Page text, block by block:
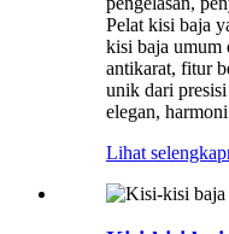
Pelat kisi baja
kisi baja umum
antikarat, fitur
unik dari
elegan,
Lihat